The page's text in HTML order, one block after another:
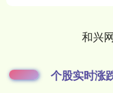
和兴
个股实时涨